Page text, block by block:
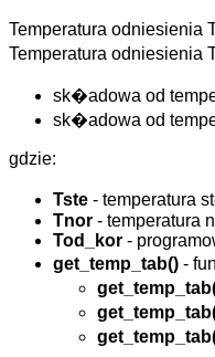
Temperatura odniesienia
Temperatura
sk�adowa od
sk�adowa od
gdzie:
Tste - temperatura
Tnor - temperatura
Tod_kor -
get_temp_tab() -